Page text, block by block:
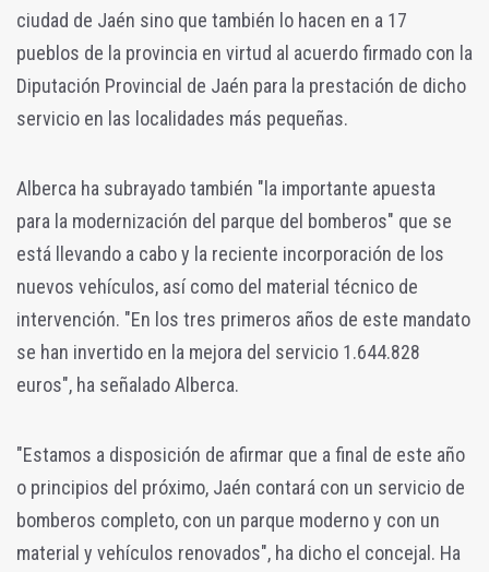
ciudad de Jaén sino que también lo hacen en a 17
pueblos de la provincia en virtud al acuerdo firmado con la
Diputación Provincial de Jaén para la prestación de dicho
servicio en las localidades más pequeñas.
Alberca ha subrayado también "la importante apuesta
para la modernización del parque del bomberos" que se
está llevando a cabo y la reciente incorporación de los
nuevos vehículos, así como del material técnico de
intervención. "En los tres primeros años de este mandato
se han invertido en la mejora del servicio 1.644.828
euros", ha señalado Alberca.
"Estamos a disposición de afirmar que a final de este año
o principios del próximo, Jaén contará con un servicio de
bomberos completo, con un parque moderno y con un
material y vehículos renovados", ha dicho el concejal. Ha